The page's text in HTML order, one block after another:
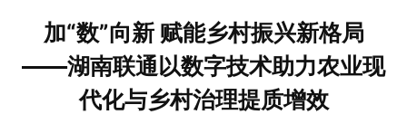
加“数”向新 赋能乡村振兴新格局
——湖南联通以数字技术助力农业现
代化与乡村治理提质增效